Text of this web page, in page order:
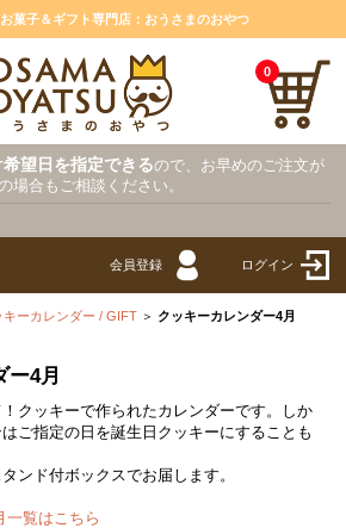
菓子＆ギフト専門店：おうさまのおやつ
0
望日を指定できるので、お早めのご注文が
場合もご相談ください。
会員登録 ログイン
キーカレンダー / GIFT ＞ クッキーカレンダー4月
ー4月
クッキーで作られたカレンダーです。しか
ご指定の日を誕生日クッキーにすることも
ンド付ボックスでお届します。
一覧はこちら